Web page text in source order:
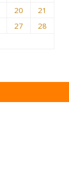
20
21
27
28